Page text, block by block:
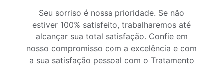
Seu sorriso é nossa prioridade. Se não
estiver 100% satisfeito, trabalharemos até
alcançar sua total satisfação. Confie em
nosso compromisso com a excelência e com
a sua satisfação pessoal com o Tratamento